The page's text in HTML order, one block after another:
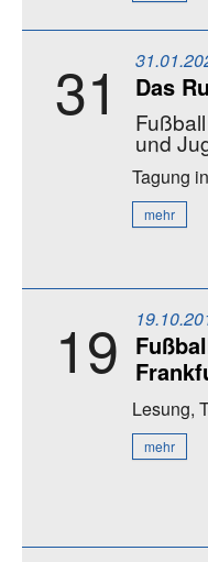
31 Das
und
Tagung
mehr
19
Lesung,
mehr